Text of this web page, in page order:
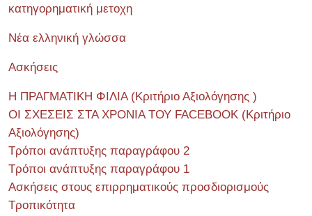
κατηγορηματική μετοχη
Νέα ελληνική γλώσσα
Ασκήσεις
Η ΠΡΑΓΜΑΤΙΚΗ ΦΙΛΙΑ (Κριτήριο Αξιολόγησης )
ΟΙ ΣΧΕΣΕΙΣ ΣΤΑ ΧΡΟΝΙΑ ΤΟΥ FACEBOOK (Kριτήριο
Αξιολόγησης)
Τρόποι ανάπτυξης παραγράφου 2
Τρόποι ανάπτυξης παραγράφου 1
Ασκήσεις στους επιρρηματικούς προσδιορισμούς
Τροπικότητα